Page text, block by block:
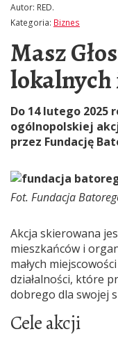
Autor: RED.
Kategoria: Biznes
Masz
Do 14 lutego 2025
ogólnopolskiej
przez Fundację
Fot. Fundacja
Akcja skierowana
mieszkańców i
małych
działalności, które
dobrego dla swojej
Cele akcji